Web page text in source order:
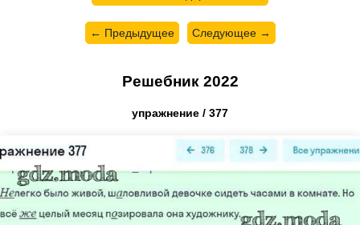
← Предыдущее Следующее →
Решебник 2022
упражнение / 377